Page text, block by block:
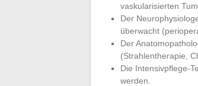
vaskularisierten
Der
überwacht
Der
(Strahlentherapie,
Die Intensivpflege-
werden.